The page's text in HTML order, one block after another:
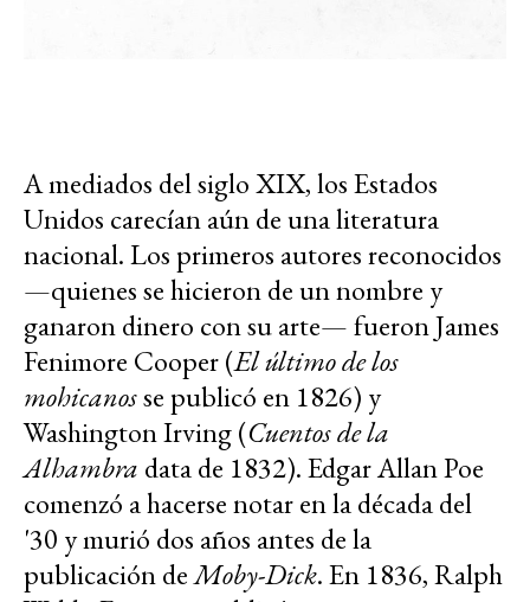
A mediados del siglo XIX, los Estados
Unidos carecían aún de una literatura
nacional. Los primeros autores reconocidos
—quienes se hicieron de un nombre y
ganaron dinero con su arte— fueron James
Fenimore Cooper (El último de los
mohicanosse publicó en 1826) y
Washington Irving (Cuentos de la
Alhambra data de 1832). Edgar Allan Poe
comenzó a hacerse notar en la década del
'30 y murió dos años antes de la
publicación deMoby-Dick. En 1836, Ralph